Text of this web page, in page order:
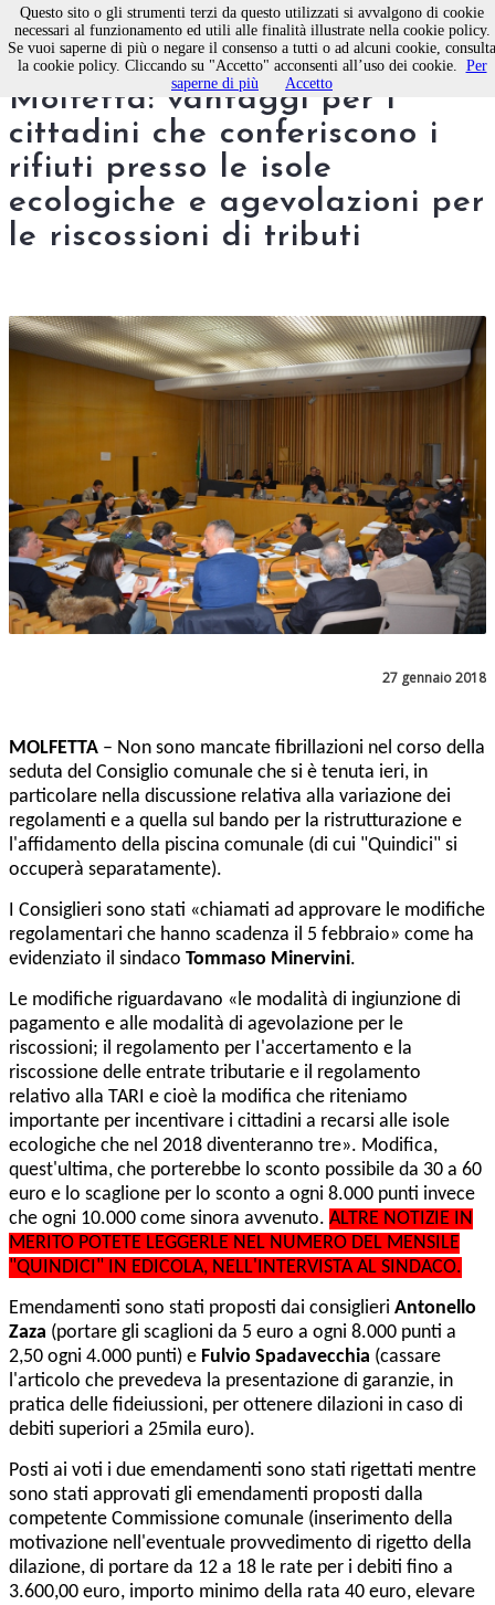
Consiglio Comunale di
Molfetta: vantaggi per i
cittadini che conferiscono i
rifiuti presso le isole
ecologiche e agevolazioni per
le riscossioni di tributi
27 gennaio 2018
MOLFETTA – Non sono mancate fibrillazioni nel corso della
seduta del Consiglio comunale che si è tenuta ieri, in
particolare nella discussione relativa alla variazione dei
regolamenti e a quella sul bando per la ristrutturazione e
l'affidamento della piscina comunale (di cui "Quindici" si
occuperà separatamente).
I Consiglieri sono stati «chiamati ad approvare le modifiche
regolamentari che hanno scadenza il 5 febbraio» come ha
evidenziato il sindaco Tommaso Minervini.
Le modifiche riguardavano «le modalità di ingiunzione di
pagamento e alle modalità di agevolazione per le
riscossioni; il regolamento per I'accertamento e la
riscossione delle entrate tributarie e il regolamento
relativo alla TARI e cioè la modifica che riteniamo
importante per incentivare i cittadini a recarsi alle isole
ecologiche che nel 2018 diventeranno tre». Modifica,
quest'ultima, che porterebbe lo sconto possibile da 30 a 60
euro e lo scaglione per lo sconto a ogni 8.000 punti invece
che ogni 10.000 come sinora avvenuto. ALTRE NOTIZIE IN
MERITO POTETE LEGGERLE NEL NUMERO DEL MENSILE
"QUINDICI" IN EDICOLA, NELL'INTERVISTA AL SINDACO.
Emendamenti sono stati proposti dai consiglieri Antonello
Zaza (portare gli scaglioni da 5 euro a ogni 8.000 punti a
2,50 ogni 4.000 punti) e Fulvio Spadavecchia (cassare
l'articolo che prevedeva la presentazione di garanzie, in
pratica delle fideiussioni, per ottenere dilazioni in caso di
debiti superiori a 25mila euro).
Posti ai voti i due emendamenti sono stati rigettati mentre
sono stati approvati gli emendamenti proposti dalla
competente Commissione comunale (inserimento della
motivazione nell'eventuale provvedimento di rigetto della
dilazione, di portare da 12 a 18 le rate per i debiti fino a
3.600,00 euro, importo minimo della rata 40 euro, elevare
Questo sito o gli strumenti terzi da questo utilizzati si avvalgono di cookie
necessari al funzionamento ed utili alle finalità illustrate nella cookie policy.
Se vuoi saperne di più o negare il consenso a tutti o ad alcuni cookie, consulta
la cookie policy. Cliccando su "Accetto" acconsenti all’uso dei cookie. Per
saperne di più
Accetto